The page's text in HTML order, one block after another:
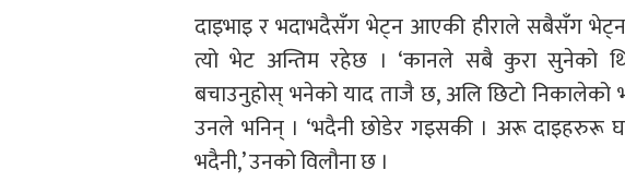
दाइभाइ र भदाभदैसँग भेट्न आएकी हीराले सबैसँग
त्यो भेट अन्तिम रहेछ । ‘कानले सबै कुरा सुनेको
बचाउनुहोस् भनेको याद ताजै छ, अलि छिटो निकालेको
उनले भनिन् । ‘भदैनी छोडेर गइसकी । अरू दाइहरुरू
भदैनी,’ उनको विलौना छ ।